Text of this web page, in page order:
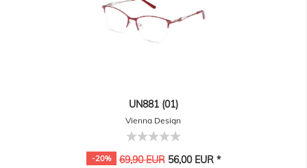
UN881 (01)
Vienna Design
-20% 69,90 EUR56,00 EUR *